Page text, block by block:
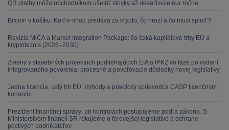
QR platby môžu obchodníkom ušetriť stovky až desaťtisíce eur ročne
Bitcoin v košíku: Keď e-shop predáva za krypto, čo hrozí a čo musí splniť?
Revízia MiCA a Market Integration Package: čo čaká kapitálové trhy EÚ a
kryptobiznis (2026–2030)
Zmeny v stavebných projektoch podliehajúcich EIA a IPKZ vo fáze po vydaní
integrovaného povolenia: procesné a povoľovacie dôsledky novej legislatívy
Jedna licencia, celý trh EÚ: Výhody a praktický sprievodca CASP licenčným
konaním
Prezident finančnej správy: pri kontrolách postupujeme podľa zákona. S
Ministerstvom financií SR rokujeme o férovejšej legislatíve a ochrane
poctivých podnikateľov